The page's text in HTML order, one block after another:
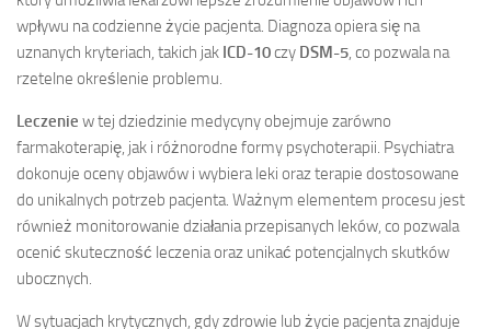
wpływu na codzienne życie pacjenta. Diagnoza opiera się na
uznanych kryteriach, takich jak ICD-10czy DSM-5, co pozwala na
rzetelne określenie problemu.
Leczenie w tej dziedzinie medycyny obejmuje zarówno
farmakoterapię, jak i różnorodne formy psychoterapii. Psychiatra
dokonuje oceny objawów i wybiera leki oraz terapie dostosowane
do unikalnych potrzeb pacjenta. Ważnym elementem procesu jest
również monitorowanie działania przepisanych leków, co pozwala
ocenić skuteczność leczenia oraz unikać potencjalnych skutków
ubocznych.
W sytuacjach krytycznych, gdy zdrowie lub życie pacjenta znajduje